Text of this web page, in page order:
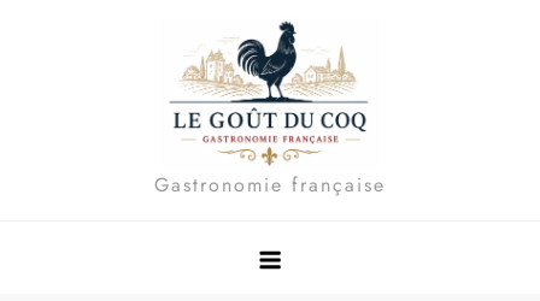
Gastronomie française